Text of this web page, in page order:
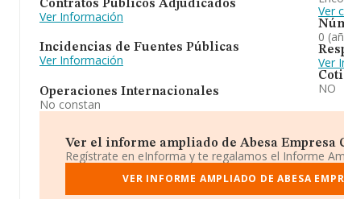
Contratos Públicos Adjudicados
Ver Información
Incidencias de Fuentes Públicas
Ver Información
Operaciones Internacionales
No constan
Ver
0
Ver
NO
Ver el informe ampliado de Abesa Empresa
Regístrate en eInforma y te regalamos el Informe
VER INFORME AMPLIADO DE ABESA